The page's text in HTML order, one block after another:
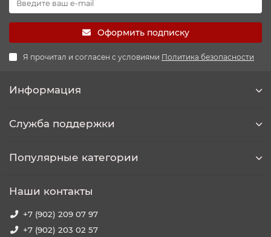
Оформить подписку
Я прочитал и согласен с условиями Политика безопасности
Информация
Служба поддержки
Популярные категории
Наши контакты
+7 (902) 209 07 97
+7 (902) 203 02 57